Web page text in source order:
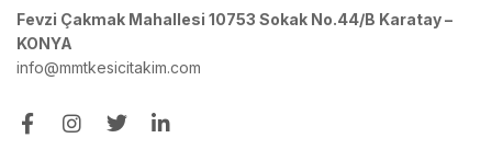
Fevzi Çakmak Mahallesi 10753 Sokak No.44/B Karatay –
KONYA
info@mmtkesicitakim.com